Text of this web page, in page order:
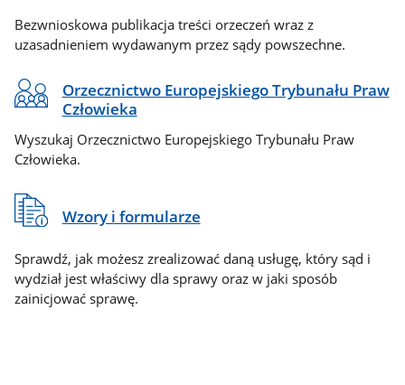
Bezwnioskowa publikacja treści orzeczeń wraz z
uzasadnieniem wydawanym przez sądy powszechne.
Orzecznictwo Europejskiego Trybunału Praw
Człowieka
Wyszukaj Orzecznictwo Europejskiego Trybunału Praw
Człowieka.
Wzory i formularze
Sprawdź, jak możesz zrealizować daną usługę, który sąd i
wydział jest właściwy dla sprawy oraz w jaki sposób
zainicjować sprawę.